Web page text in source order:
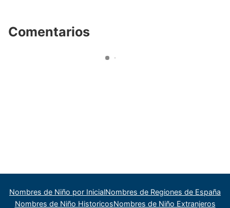
Comentarios
Nombres de Niño por InicialNombres de Regiones de España
Nombres de Niño HistoricosNombres de Niño Extranjeros